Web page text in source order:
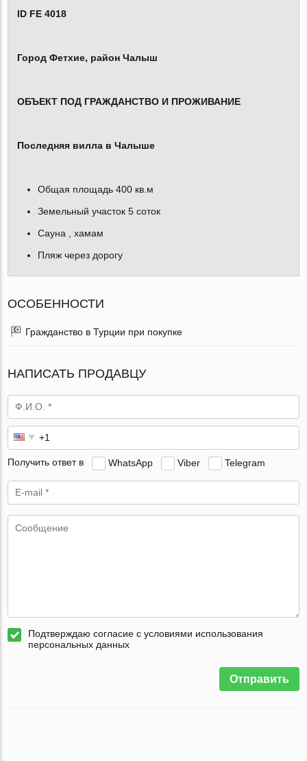
ID FE 4018
Город Фетхие, район Чалыш
ОБЪЕКТ ПОД ГРАЖДАНСТВО И ПРОЖИВАНИЕ
Последняя вилла в Чалыше
Общая площадь 400 кв.м
Земельный участок 5 соток
Сауна , хамам
Пляж через дорогу
ОСОБЕННОСТИ
Гражданство в Турции при покупке
НАПИСАТЬ ПРОДАВЦУ
Получить ответ в WhatsApp Viber Telegram
Подтверждаю согласие с условиями использования
персональных данных
Отправить